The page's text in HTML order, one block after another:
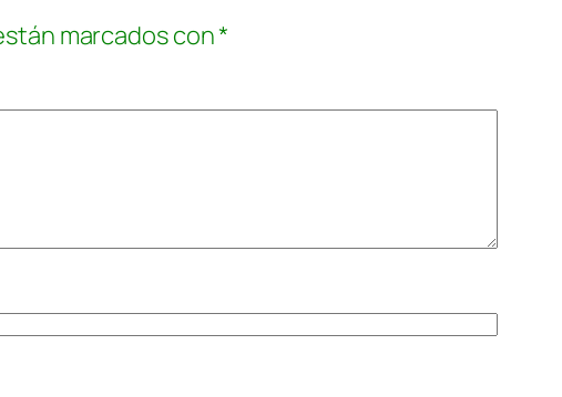
marcados con*